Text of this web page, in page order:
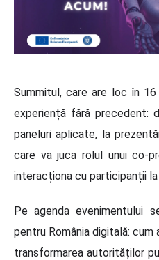
Summitul, care are loc în
experiență fără precedent:
paneluri aplicate, la
care va juca rolul unui co-
interacționa cu participanții
Pe agenda evenimentului
pentru România digitală:
transformarea autorităților